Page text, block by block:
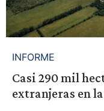
INFORME
Casi 290 mil
extranjeras en